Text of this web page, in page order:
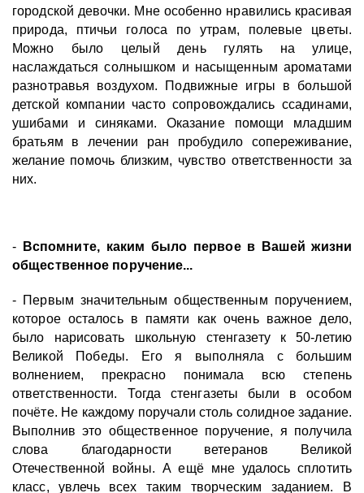
городской девочки. Мне особенно нравились красивая
природа, птичьи голоса по утрам, полевые цветы.
Можно было целый день гулять на улице,
наслаждаться солнышком и насыщенным ароматами
разнотравья воздухом. Подвижные игры в большой
детской компании часто сопровождались ссадинами,
ушибами и синяками. Оказание помощи младшим
братьям в лечении ран пробудило сопереживание,
желание помочь близким, чувство ответственности за
них.
-
Вспомните, каким было первое в Вашей жизни
общественное поручение...
- Первым значительным общественным поручением,
которое осталось в памяти как очень важное дело,
было нарисовать школьную стенгазету к 50-летию
Великой Победы. Его я выполняла с большим
волнением, прекрасно понимала всю степень
ответственности. Тогда стенгазеты были в особом
почёте. Не каждому поручали столь солидное задание.
Выполнив это общественное поручение, я получила
слова благодарности ветеранов Великой
Отечественной войны. А ещё мне удалось сплотить
класс, увлечь всех таким творческим заданием. В